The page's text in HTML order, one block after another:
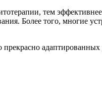
тем
Более того, многие
прекрасно